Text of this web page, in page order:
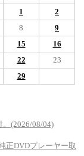
1
2
8
9
15
16
22
23
29
(2026/08/04)
正DVDプレーヤー取